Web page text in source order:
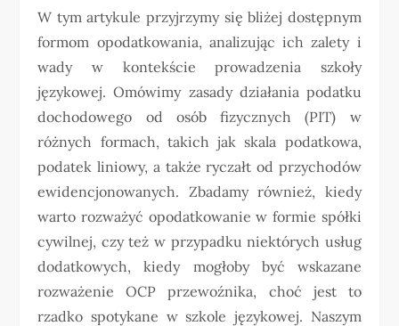
W tym artykule przyjrzymy się bliżej dostępnym
formom opodatkowania, analizując ich zalety i
wady w kontekście prowadzenia szkoły
językowej. Omówimy zasady działania podatku
dochodowego od osób fizycznych (PIT) w
różnych formach, takich jak skala podatkowa,
podatek liniowy, a także ryczałt od przychodów
ewidencjonowanych. Zbadamy również, kiedy
warto rozważyć opodatkowanie w formie spółki
cywilnej, czy też w przypadku niektórych usług
dodatkowych, kiedy mogłoby być wskazane
rozważenie OCP przewoźnika, choć jest to
rzadko spotykane w szkole językowej. Naszym